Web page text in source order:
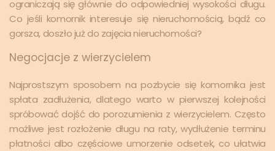
ograniczają się głównie do odpowiedniej wysokości długu.
Co jeśli komornik interesuje się nieruchomością, bądź co
gorsza, doszło już do zajęcia nieruchomości?
Negocjacje z wierzycielem
Najprostszym sposobem na pozbycie się komornika jest
spłata zadłużenia, dlatego warto w pierwszej kolejności
spróbować dojść do porozumienia z wierzycielem. Często
możliwe jest rozłożenie długu na raty, wydłużenie terminu
płatności albo częściowe umorzenie odsetek, co ułatwia